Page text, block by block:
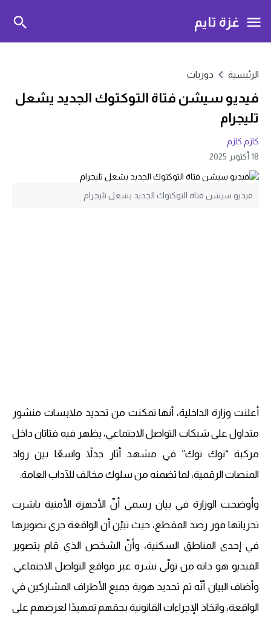
غزة تايم
الرئيسية دوريات
فيديو سيشن فتاة التوكتوك الجديد يشعل
تليجرام
كازم كازم
18 أكتوبر 2025
فيديو سيشن فتاة التوكتوك الجديد يشعل تليجرام
أعلنت وزارة الداخلية، أنها تمكنت من تحديد ملابسات منشور
متداول على شبكات التواصل الاجتماعي، يظهر فيه فتاتان داخل
مركبة “توك توك” في مشهد أثار جدلاً واسعًا بين رواد
المنصات الرقمية، لما تضمنه من سلوك مخالف للآداب العامة.
وأوضحت الوزارة في بيان رسمي أنّ الأجهزة الأمنية باشرت
تحرياتها فور رصد المقطع، حيث تبيّن أن الواقعة جرى تصويرها
في إحدى المناطق السكنية، وأنّ الشخص الذي قام بتصوير
الفيديو هو ذاته من تولّى نشره عبر مواقع التواصل الاجتماعي.
وأضاف البيان أنّه تم تحديد هوية جميع الأطراف المشاركين في
الواقعة، واتخاذ الإجراءات القانونية بحقهم تمهيدًا لعرضهم على